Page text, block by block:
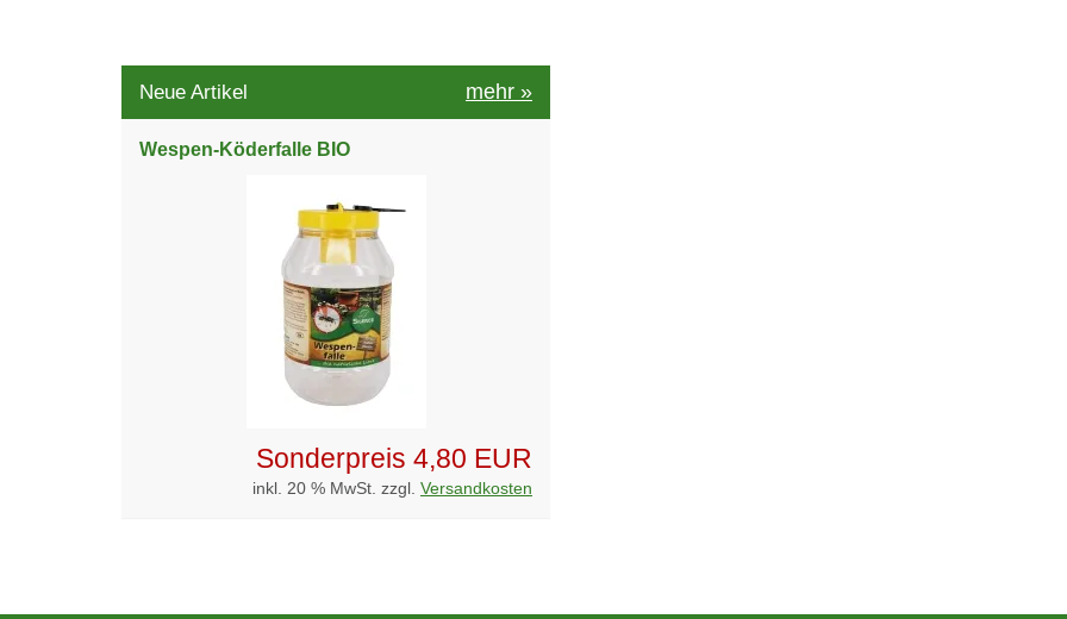
Neue Artikel mehr »
Wespen-Köderfalle BIO
Sonderpreis 4,80 EUR
inkl. 20 % MwSt. zzgl. Versandkosten